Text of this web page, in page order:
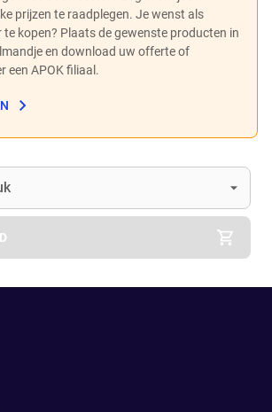
prijzen te raadplegen. Je wenst als
te kopen? Plaats de gewenste producten in
en download uw offerte of
een APOK filiaal.
(Optioneel)